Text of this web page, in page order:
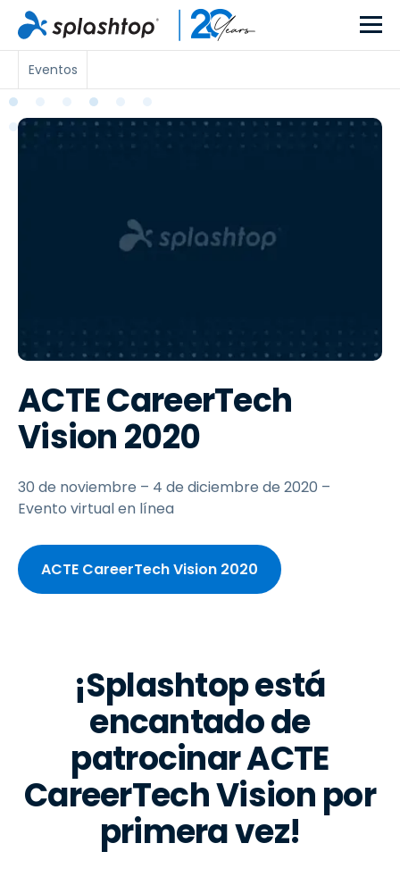
Eventos
ACTE CareerTech
Vision 2020
30 de noviembre – 4 de diciembre de 2020 –
Evento virtual en línea
ACTE CareerTech Vision 2020
¡Splashtop está
encantado de
patrocinar ACTE
CareerTech Vision por
primera vez!